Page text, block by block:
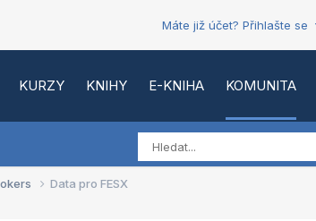
Máte již účet? Přihlašte se
KURZY KNIHY E-KNIHA KOMUNITA
Data pro FESX